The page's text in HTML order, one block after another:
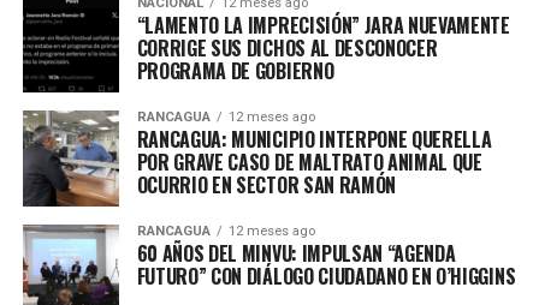
“LAMENTO LA IMPRECISIÓN” JARA NUEVAMENTE
CORRIGE SUS DICHOS AL DESCONOCER
PROGRAMA DE GOBIERNO
RANCAGUA 12 meses ago
RANCAGUA: MUNICIPIO INTERPONE QUERELLA
POR GRAVE CASO DE MALTRATO ANIMAL QUE
OCURRIO EN SECTOR SAN RAMÓN
RANCAGUA 12 meses ago
60 AÑOS DEL MINVU: IMPULSAN “AGENDA
FUTURO” CON DIÁLOGO CIUDADANO EN O’HIGGINS